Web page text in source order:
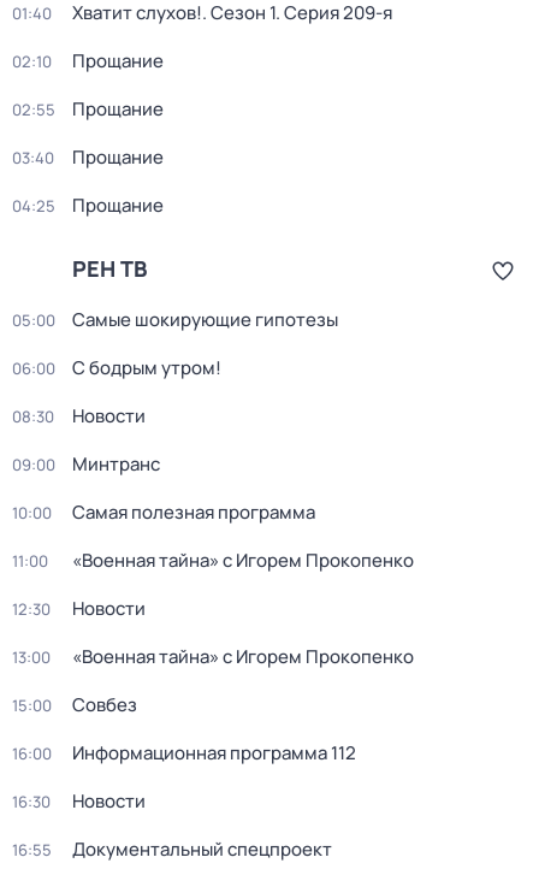
01:40 Хватит слухов!. Сезон 1. Серия 209-я
02:10 Прощание
02:55 Прощание
03:40 Прощание
04:25 Прощание
РЕН ТВ
05:00 Самые шoкиpующие гипотезы
06:00 С бодрым утром!
08:30 Новости
09:00 Минтранс
10:00 Самая полезная программа
11:00 «Военная тайна» с Игорем Прокопенко
12:30 Новости
13:00 «Военная тайна» с Игорем Прокопенко
15:00 Совбез
16:00 Информационная программа 112
16:30 Новости
16:55 Документальный спецпроект